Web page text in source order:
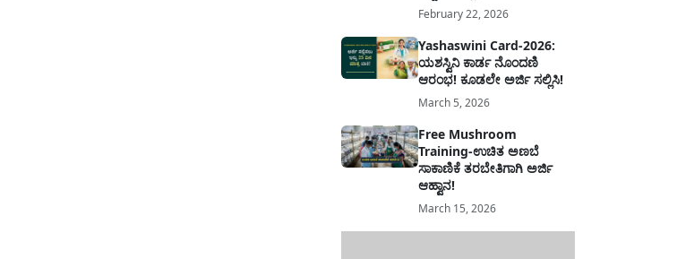
February 22, 2026
Yashaswini Card-2026:
ಯಶಸ್ವಿನಿ ಕಾರ್ಡ ನೊಂದಣಿ
ಆರಂಭ! ಕೂಡಲೇ ಅರ್ಜಿ ಸಲ್ಲಿಸಿ!
March 5, 2026
Free Mushroom
Training-ಉಚಿತ ಅಣಬೆ
ಸಾಕಾಣಿಕೆ ತರಬೇತಿಗಾಗಿ ಅರ್ಜಿ
ಆಹ್ವಾನ!
March 15, 2026